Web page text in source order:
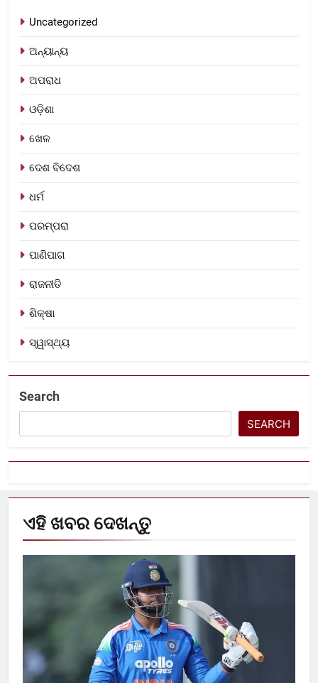
Uncategorized
ଅନ୍ୟାନ୍ୟ
ଅପରାଧ
ଓଡ଼ିଶା
ଖେଳ
ଦେଶ ବିଦେଶ
ଧର୍ମ
ପରମ୍ପରା
ପାଣିପାଗ
ରାଜନୀତି
ଶିକ୍ଷା
ସ୍ୱାସ୍ଥ୍ୟ
Search
SEARCH
ଏହି ଖବର ଦେଖନ୍ତୁ